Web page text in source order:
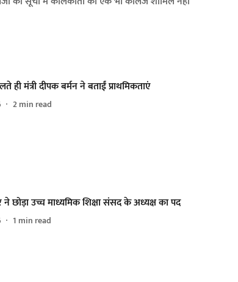
ही मंत्री दीपक बर्मन ने बताईं प्राथमिकताएं
2min read
ने छोड़ा उच्च माध्यमिक शिक्षा संसद के अध्यक्ष का पद
1 min read